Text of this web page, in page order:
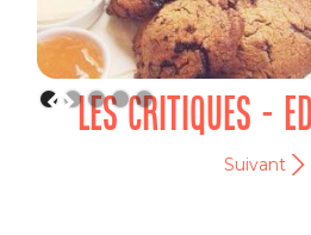
LES CRITIQUES -
Suivant